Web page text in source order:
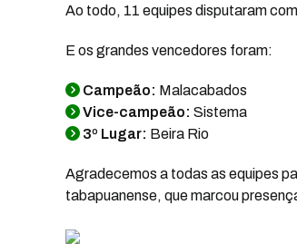
Ao todo, 11 equipes disputaram
E os grandes vencedores foram:
Campeão: Malacabados
Vice-campeão: Sistema
3º Lugar: Beira Rio
Agradecemos a todas as equipes
tabapuanense, que marcou